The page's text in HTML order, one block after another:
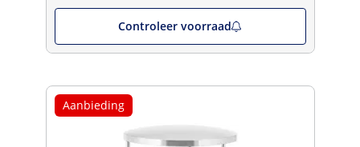
Controleer voorraad
Aanbieding